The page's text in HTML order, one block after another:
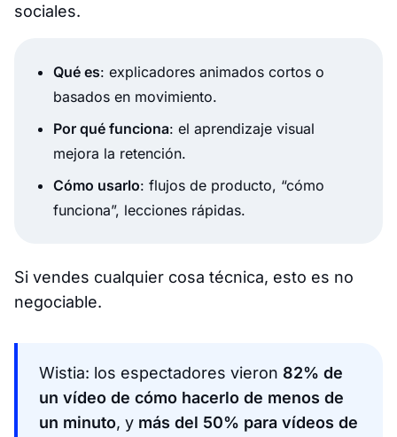
sociales.
Qué es: explicadores animados cortos o
basados en movimiento.
Por qué funciona: el aprendizaje visual
mejora la retención.
Cómo usarlo: flujos de producto, “cómo
funciona”, lecciones rápidas.
Si vendes cualquier cosa técnica, esto es no
negociable.
Wistia: los espectadores vieron 82% de
un vídeo de cómo hacerlo de menos de
un minuto, y más del 50% para vídeos de